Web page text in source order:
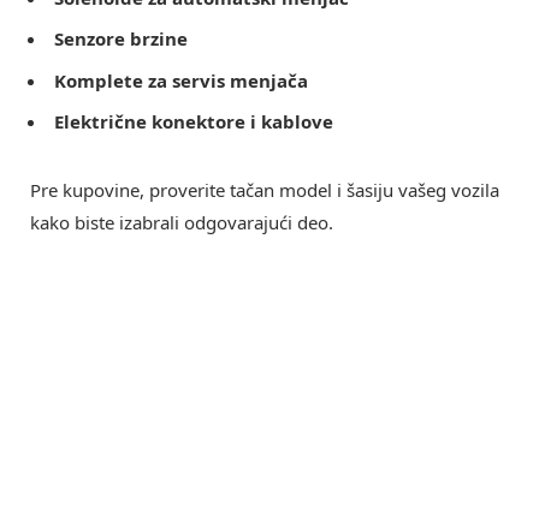
Senzore brzine
Komplete za servis menjača
Električne konektore i kablove
Pre kupovine, proverite tačan model i šasiju vašeg vozila
kako biste izabrali odgovarajući deo.